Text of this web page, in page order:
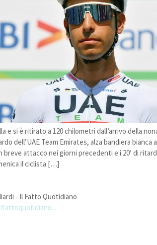
e si è ritirato a 120 chilometri dall’arrivo della
dell’UAE Team Emirates, alza bandiera
breve attacco nei giorni precedenti e i 20′ di
il ciclista […]
- Il Fatto Quotidiano